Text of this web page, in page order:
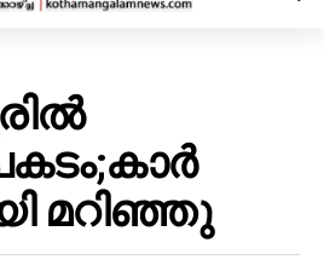
മറിഞ്ഞു